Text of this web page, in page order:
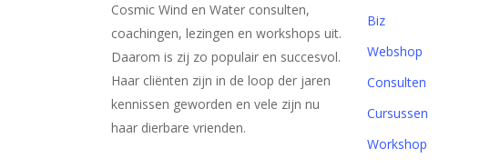
Cosmic Wind en Water consulten,
coachingen, lezingen en workshops uit.
Daarom is zij zo populair en succesvol.
Haar cliënten zijn in de loop der jaren
kennissen geworden en vele zijn nu
haar dierbare vrienden.
Biz
Webshop
Consulten
Cursussen
Workshop